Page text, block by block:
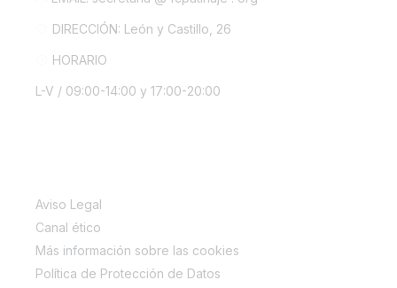
DIRECCIÓN: León y Castillo, 26
HORARIO
L-V / 09:00-14:00 y 17:00-20:00
Aviso Legal
Canal ético
Más información sobre las cookies
Política de Protección de Datos